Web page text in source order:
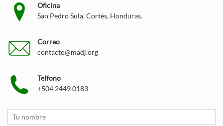
Oficina
San Pedro Sula, Cortés, Honduras.
Correo
contacto@madj.org
Telfono
+504 2449 0183